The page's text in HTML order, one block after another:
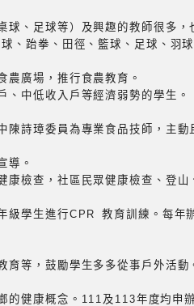
球、足球等）及興趣的教師很多，
、跆拳、田徑、籃球、足球、羽球
農廣場，推行食農教育。
、中低收入戶等經濟弱勢的學生。
陳詩璋委員為專業食品技師，主動
導。
康檢查，社區民眾健康檢查、登山
級學生進行CPR 教育訓練。每年
等，鼓勵學生多多從事戶外活動
的健康概念。111及113年度均申